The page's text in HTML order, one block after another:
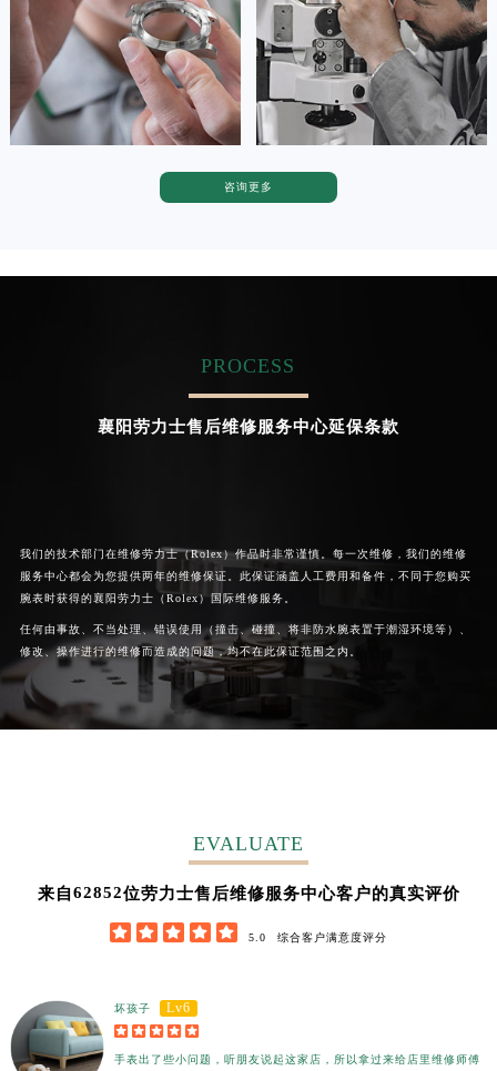
 天津劳力士维修  上海劳力士维修
卡罗琳·卡桑德拉 辛迪·克莱门特
咨询更多
PROCESS
襄阳劳力士售后维修服务中心延保条款
我们的技术部门在维修劳力士（Rolex）作品时非常谨慎。每一次维修，我们的维修
服务中心都会为您提供两年的维修保证。此保证涵盖人工费用和备件，不同于您购买
腕表时获得的襄阳劳力士（Rolex）国际维修服务。
任何由事故、不当处理、错误使用（撞击、碰撞、将非防水腕表置于潮湿环境等）、
修改、操作进行的维修而造成的问题，均不在此保证范围之内。
EVALUATE
来自62852位劳力士售后维修服务中心客户的真实评价
     5.0 综合客户满意度评分
坏孩子 Lv6
    
手表出了些小问题，听朋友说起这家店，所以拿过来给店里维修师傅